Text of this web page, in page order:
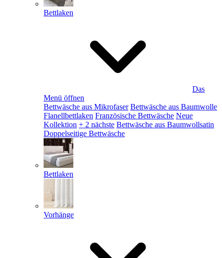
Bettlaken
Das
Menü öffnen
Bettwäsche aus Mikrofaser Bettwäsche aus Baumwolle
Flanellbettlaken Französische Bettwäsche Neue
Kollektion + 2 nächste Bettwäsche aus Baumwollsatin
Doppelseitige Bettwäsche
Bettlaken
Vorhänge